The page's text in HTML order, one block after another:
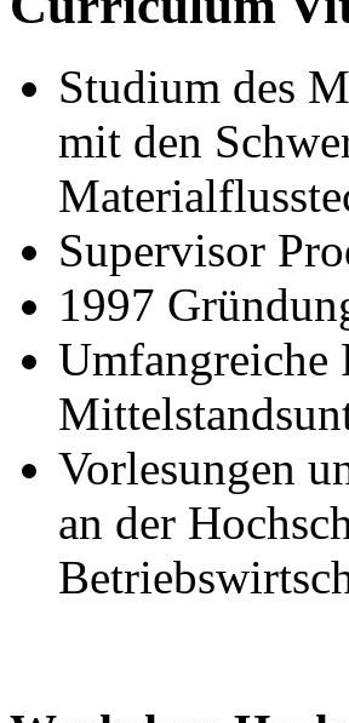
Studium des
mit den
Supervisor
1997
Umfangreiche
Vorlesungen
an der